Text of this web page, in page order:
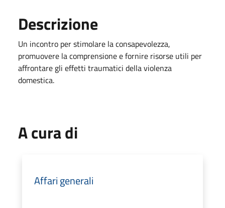
Descrizione
Un incontro per stimolare la consapevolezza,
promuovere la comprensione e fornire risorse utili per
affrontare gli effetti traumatici della violenza
domestica.
A cura di
Affari generali